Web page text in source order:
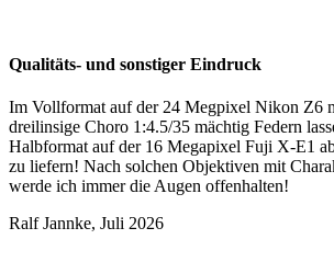
Qualitäts- und sonstiger Eindruck
Im Vollformat auf der 24 Megpixel Nikon Z6
dreilinsige Choro 1:4.5/35 mächtig Federn
Halbformat auf der 16 Megapixel Fuji X-E1
zu liefern! Nach solchen Objektiven mit
werde ich immer die Augen offenhalten!
Ralf Jannke, Juli 2026